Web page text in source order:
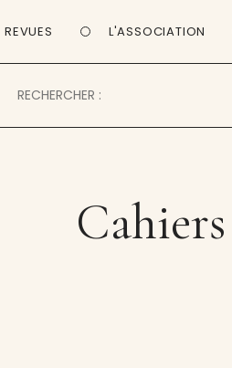
REVUES L'ASSOCIATION